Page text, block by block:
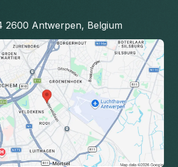
2600 Antwerpen, Belgium